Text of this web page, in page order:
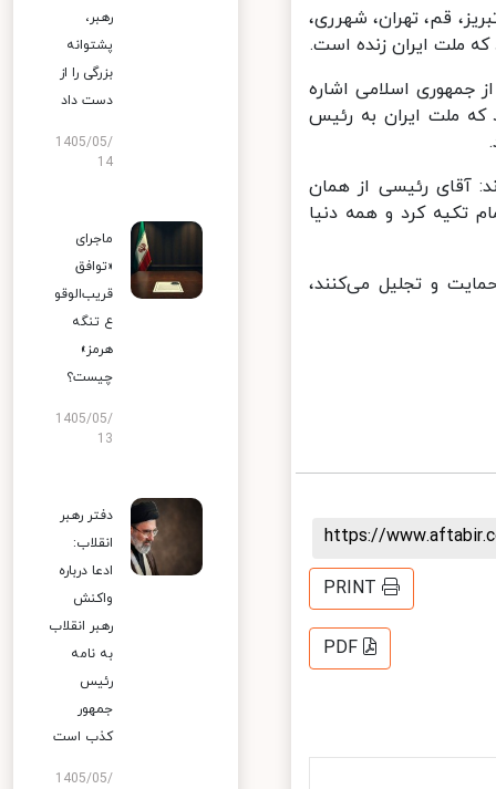
قم، تهران، شهرری،
ملت ایران زنده است.
اسلامی اشاره
ملت ایران به رئیس
آقای رئیسی از همان
تکیه کرد و همه دنیا
و تجلیل می‌کنند،
https://
PRINT
PDF
رهبر،
پشتوانه
بزرگی را از
دست داد
1405/05/
14
ماجرای
«توافق
قریب‌الوقو
ع تنگه
هرمز»
چیست؟
1405/05/
13
دفتر رهبر
انقلاب:
ادعا درباره
واکنش
رهبر انقلاب
به نامه
رئیس
جمهور
کذب است
1405/05/